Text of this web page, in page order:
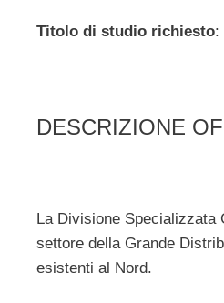
Titolo di studio richiesto:
DESCRIZIONE
La Divisione Specializzata
settore della Grande
esistenti al Nord.